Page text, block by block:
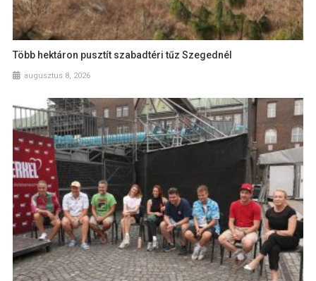
Több hektáron pusztít szabadtéri tűz Szegednél
augusztus 8, 2026